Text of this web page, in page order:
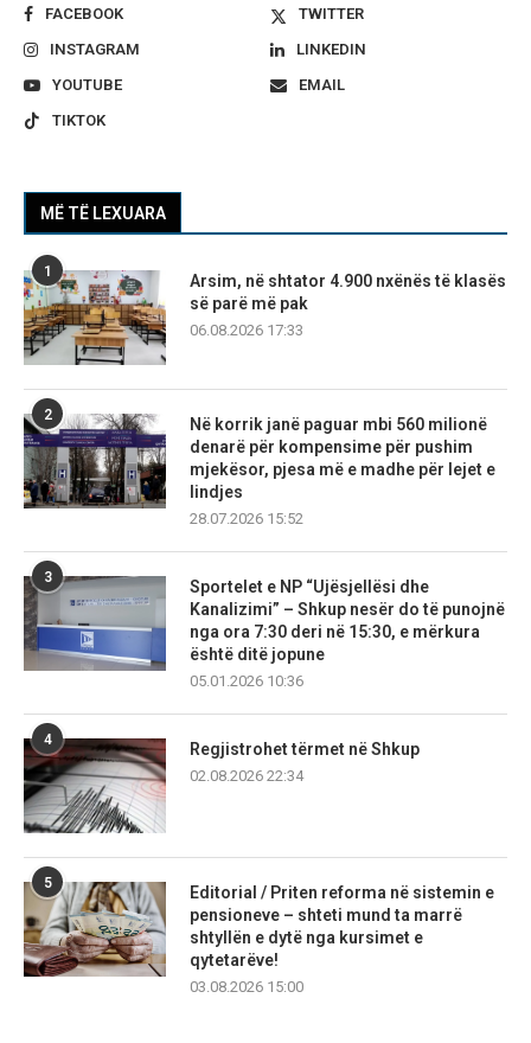
FACEBOOK
TWITTER
INSTAGRAM
LINKEDIN
YOUTUBE
EMAIL
TIKTOK
MË TË LEXUARA
1
Arsim, në shtator 4.900 nxënës të klasës
së parë më pak
06.08.2026 17:33
2
Në korrik janë paguar mbi 560 milionë
denarë për kompensime për pushim
mjekësor, pjesa më e madhe për lejet e
lindjes
28.07.2026 15:52
3
Sportelet e NP “Ujësjellësi dhe
Kanalizimi” – Shkup nesër do të punojnë
nga ora 7:30 deri në 15:30, e mërkura
është ditë jopune
05.01.2026 10:36
4
Regjistrohet tërmet në Shkup
02.08.2026 22:34
5
Editorial / Priten reforma në sistemin e
pensioneve – shteti mund ta marrë
shtyllën e dytë nga kursimet e
qytetarëve!
03.08.2026 15:00